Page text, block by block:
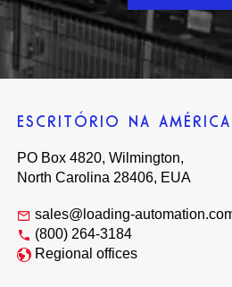
ESCRITÓRIO NA
PO Box 4820, Wilmington,
North Carolina 28406, EUA
sales@loading-
(800) 264-3184
Regional offices